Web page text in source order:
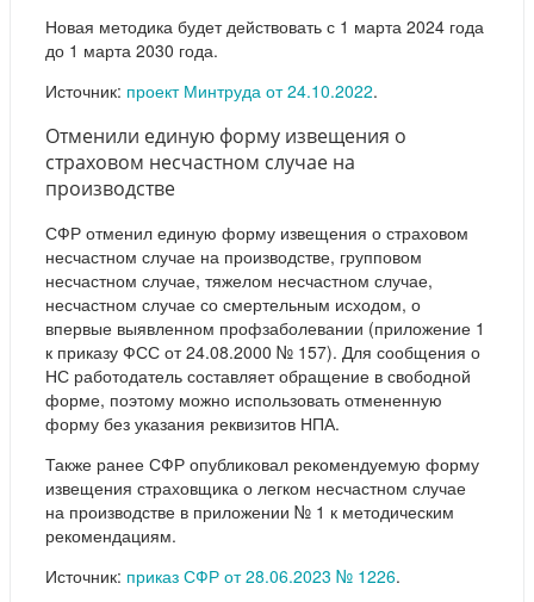
Новая методика будет действовать с 1 марта 2024 года
до 1 марта 2030 года.
Источник: проект Минтруда от 24.10.2022.
Отменили единую форму извещения о
страховом несчастном случае на
производстве
СФР отменил единую форму извещения о страховом
несчастном случае на производстве, групповом
несчастном случае, тяжелом несчастном случае,
несчастном случае со смертельным исходом, о
впервые выявленном профзаболевании (приложение 1
к приказу ФСС от 24.08.2000 № 157). Для сообщения о
НС работодатель составляет обращение в свободной
форме, поэтому можно использовать отмененную
форму без указания реквизитов НПА.
Также ранее СФР опубликовал рекомендуемую форму
извещения страховщика о легком несчастном случае
на производстве в приложении № 1 к методическим
рекомендациям.
Источник: приказ СФР от 28.06.2023 № 1226.